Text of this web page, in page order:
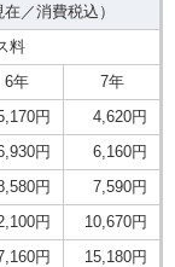
／消費税込）
料
6年
7年
円
4,620円
円
6,160円
円
7,590円
円
10,670円
円
15,180円